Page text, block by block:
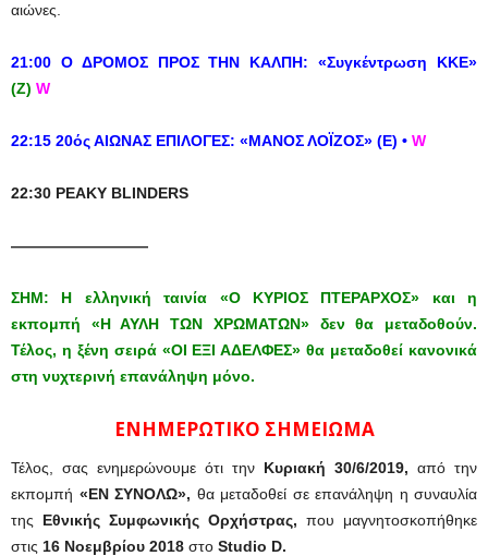
αιώνες.
21:00 Ο ΔΡΟΜΟΣ ΠΡΟΣ ΤΗΝ ΚΑΛΠΗ: «Συγκέντρωση ΚΚΕ»
(Ζ) W
22:15 20ός ΑΙΩΝΑΣ ΕΠΙΛΟΓΕΣ: «ΜΑΝΟΣ ΛΟΪΖΟΣ» (Ε) • W
22:30 PEAKY BLINDERS
—————————
ΣΗΜ: Η ελληνική ταινία «Ο ΚΥΡΙΟΣ ΠΤΕΡΑΡΧΟΣ» και η
εκπομπή «Η ΑΥΛΗ ΤΩΝ ΧΡΩΜΑΤΩΝ» δεν θα μεταδοθούν.
Τέλος, η ξένη σειρά «ΟΙ ΕΞΙ ΑΔΕΛΦΕΣ» θα μεταδοθεί κανονικά
στη νυχτερινή επανάληψη μόνο.
ΕΝΗΜΕΡΩΤΙΚΟ ΣΗΜΕΙΩΜΑ
Τέλος, σας ενημερώνουμε ότι την Κυριακή 30/6/2019, από την
εκπομπή «ΕΝ ΣΥΝΟΛΩ», θα μεταδοθεί σε επανάληψη η συναυλία
της Εθνικής Συμφωνικής Ορχήστρας, που μαγνητοσκοπήθηκε
στις 16 Νοεμβρίου 2018 στο Studio D.